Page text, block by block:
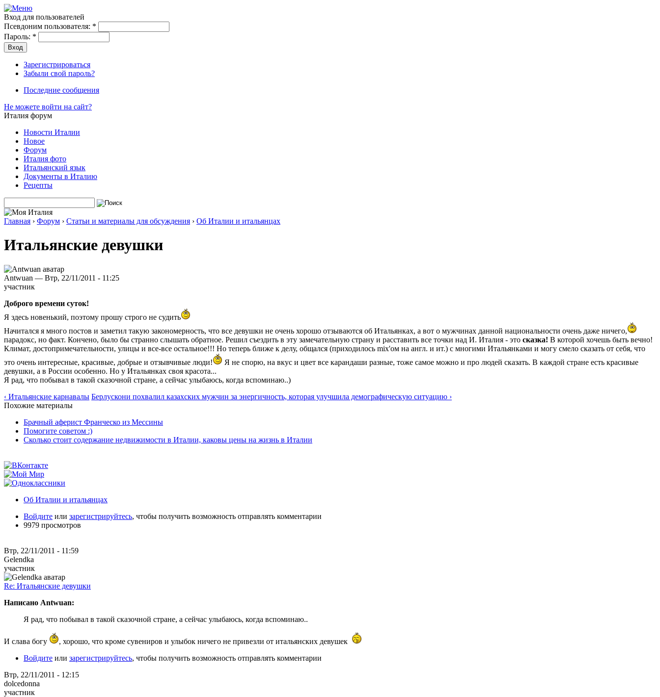
Вход для пользователей
Псевдоним пользователя: *
Пароль: *
Зарегистрироваться
Забыли свой пароль?
Последние сообщения
Не можете войти на сайт?
Италия форум
Новости Италии
Новое
Форум
Италия фото
Итальянский язык
Документы в Италию
Рецепты
Главная › Форум › Статьи и материалы для обсуждения › Об Италии и итальянцах
Итальянские девушки
Antwuan — Втр, 22/11/2011 - 11:25
участник
Доброго времени суток!
Я здесь новенький, поэтому прошу строго не судить
Начитался я много постов и заметил такую закономерность, что все девушки не очень хорошо отзываются об Итальянках, а вот о мужчинах данной национальности очень даже ничего,
парадокс, но факт. Кончено, было бы странно слышать обратное. Решил съездить в эту замечательную страну и расставить все точки над И. Италия - это сказка! В которой хочешь быть вечно!
Климат, достопримечательности, улицы и все-все остальное!!! Но теперь ближе к делу, общался (приходилось mix'ом на англ. и ит.) с многими Итальянками и могу смело сказать от себя, что
это очень интересные, красивые, добрые и отзывчивые люди!
Я не спорю, на вкус и цвет все карандаши разные, тоже самое можно и про людей сказать. В каждой стране есть красивые
девушки, а в России особенно. Но у Итальянках своя красота...
Я рад, что побывал в такой сказочной стране, а сейчас улыбаюсь, когда вспоминаю..)
‹ Итальянские карнавалы Берлускони похвалил казахских мужчин за энергичность, которая улучшила демографическую ситуацию ›
Похожие материалы
Брачный аферист Франческо из Мессины
Помогите советом :)
Сколько стоит содержание недвижимости в Италии, каковы цены на жизнь в Италии
Об Италии и итальянцах
Войдите или зарегистрируйтесь, чтобы получить возможность отправлять комментарии
9979 просмотров
Втр, 22/11/2011 - 11:59
Gelendka
участник
Re: Итальянские девушки
Написано Antwuan:
Я рад, что побывал в такой сказочной стране, а сейчас улыбаюсь, когда вспоминаю..
И слава богу
, хорошо, что кроме сувениров и улыбок ничего не привезли от итальянских девушек
Войдите или зарегистрируйтесь, чтобы получить возможность отправлять комментарии
Втр, 22/11/2011 - 12:15
dolcedonna
участник